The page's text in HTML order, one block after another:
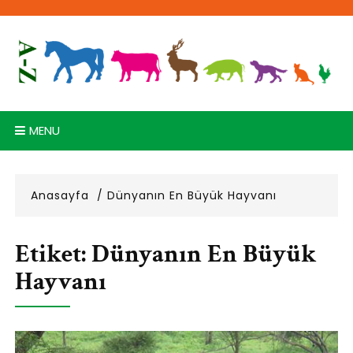
content
MENU
Anasayfa Dünyanın En Büyük Hayvanı
Etiket:Dünyanın En Büyük
Hayvanı